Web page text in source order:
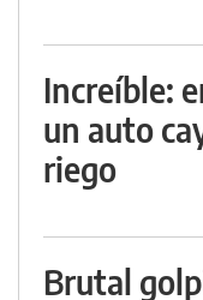
Increíble:
un auto
riego
Brutal